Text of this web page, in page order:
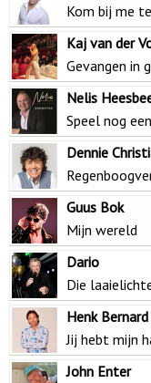
Kom bij me
Kaj van der
Gevangen in
Nelis
Speel nog
Dennie
Guus Bok
Mijn wereld
Dario
Die
Henk Bernard
Jij hebt mijn
John Enter